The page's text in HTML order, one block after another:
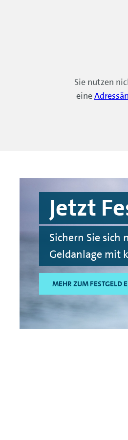
Sie nutzen
eine
Jetzt
Sichern Sie
Geldanlage mit
MEHR ZUM FESTGELD